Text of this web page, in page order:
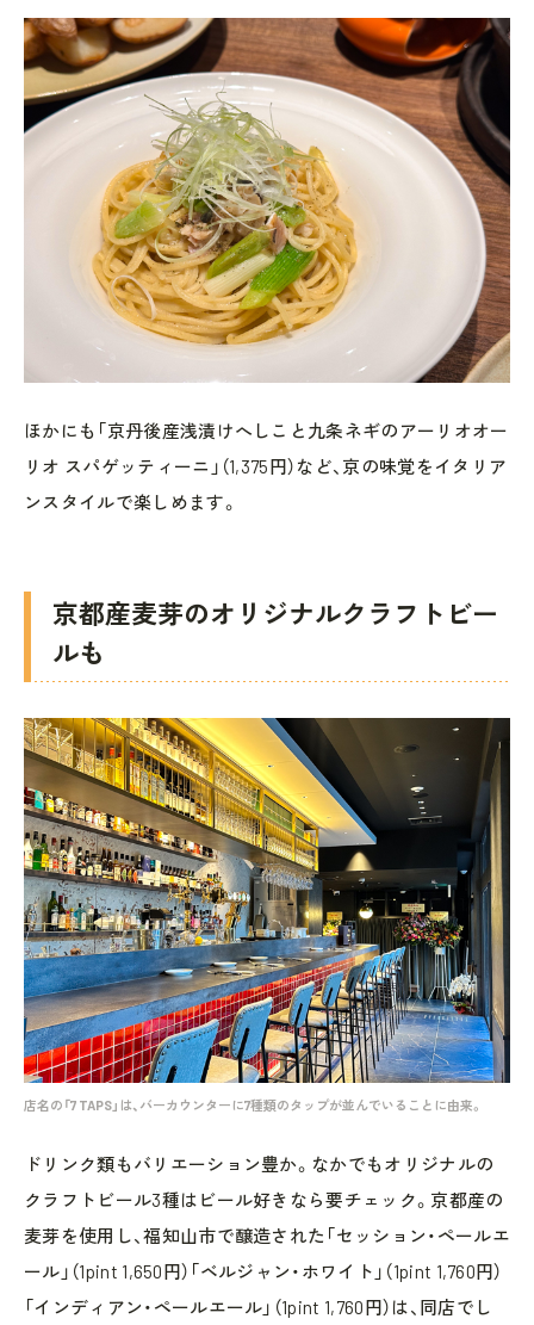
ほかにも「京丹後産浅漬けへしこと九条ネギのアーリオオー
リオ スパゲッティーニ」（1,375円）など、京の味覚をイタリア
ンスタイルで楽しめます。
京都産麦芽のオリジナルクラフトビー
ルも
店名の「7 TAPS」は、バーカウンターに7種類のタップが並んでいることに由来。
ドリンク類もバリエーション豊か。なかでもオリジナルの
クラフトビール3種はビール好きなら要チェック。京都産の
麦芽を使用し、福知山市で醸造された「セッション・ペールエ
ール」（1pint 1,650円）「ベルジャン・ホワイト」（1pint 1,760円）
「インディアン・ペールエール」（1pint 1,760円）は、同店でし